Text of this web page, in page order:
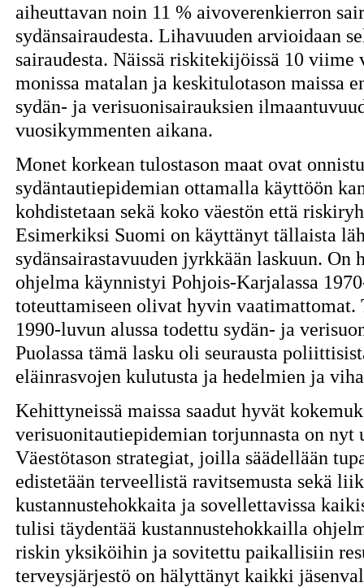
aiheuttavan noin 11 % aivoverenkierron
sydänsairaudesta. Lihavuuden arvioidaan
sairaudesta. Näissä riskitekijöissä 10
monissa matalan ja keskitulotason maissa
sydän- ja verisuonisairauksien
vuosikymmenten aikana.
Monet korkean tulostason maat ovat
sydäntautiepidemian ottamalla käyttöön
kohdistetaan sekä koko väestön että
Esimerkiksi Suomi on käyttänyt tällaista
sydänsairastavuuden jyrkkään laskuun.
ohjelma käynnistyi Pohjois-Karjalassa
toteuttamiseen olivat hyvin vaatimattomat.
1990-luvun alussa todettu sydän- ja
Puolassa tämä lasku oli seurausta
eläinrasvojen kulutusta ja hedelmien ja
Kehittyneissä maissa saadut hyvät
verisuonitautiepidemian torjunnasta on
Väestötason strategiat, joilla säädellään
edistetään terveellistä ravitsemusta sekä
kustannustehokkaita ja sovellettavissa
tulisi täydentää kustannustehokkailla
riskin yksiköihin ja sovitettu paikallisiin
terveysjärjestö on hälyttänyt kaikki